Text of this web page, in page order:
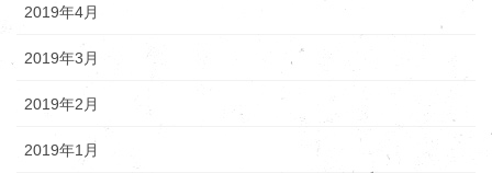
2019年4月
2019年3月
2019年2月
2019年1月